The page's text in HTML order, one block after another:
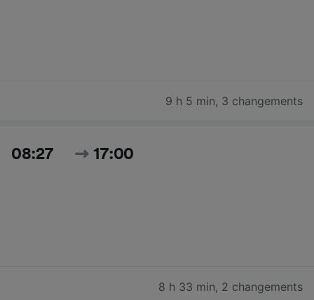
9 h 5 min, 3 changements
08:27 17:00
8 h 33 min, 2 changements